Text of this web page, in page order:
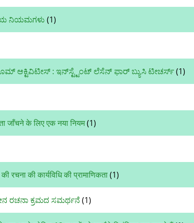
ನಿಯಮಗಳು (1)
ಆಕ್ಟಿವಿಟೀಸ್ : ಇನ್‌ಸ್ಟ್ಟೆಂಟ್ ಲೆಸೆನ್ ಫಾರ್ ಬ್ಯುಸಿ ಟೀಚರ್ಸ್(1)
जाँचने के लिए एक नया नियम(1)
रचना की कार्यविधि की प्रामाणिकता(1)
ರಚನಾ ಕ್ರಮದ ಸಮರ್ಥನೆ (1)